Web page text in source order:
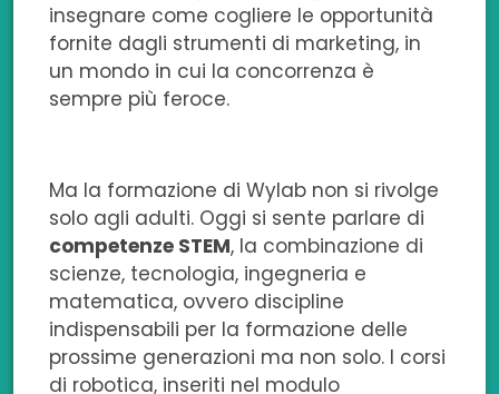
insegnare come cogliere le opportunità
fornite dagli strumenti di marketing, in
un mondo in cui la concorrenza è
sempre più feroce.
Ma la formazione di Wylab non si rivolge
solo agli adulti. Oggi si sente parlare di
competenze STEM, la combinazione di
scienze, tecnologia, ingegneria e
matematica, ovvero discipline
indispensabili per la formazione delle
prossime generazioni ma non solo. I corsi
di robotica, inseriti nel modulo